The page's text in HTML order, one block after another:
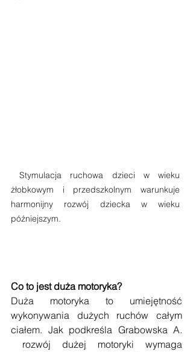
Stymulacja ruchowa dzieci w wieku
żłobkowym i przedszkolnym warunkuje
harmonijny rozwój dziecka w wieku
późniejszym.
Co to jest duża motoryka?
Duża motoryka to umiejętność
wykonywania dużych ruchów całym
ciałem. Jak podkreśla Grabowska A.
rozwój dużej motoryki wymaga